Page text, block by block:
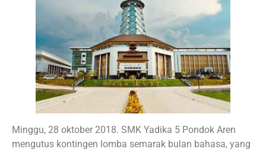
Minggu, 28 oktober 2018. SMK Yadika 5 Pondok Aren
mengutus kontingen lomba semarak bulan bahasa, yang